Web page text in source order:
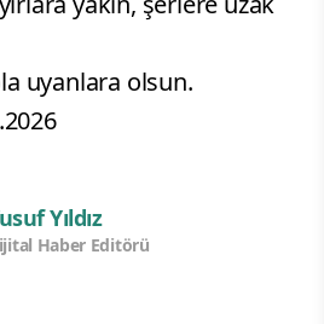
uyanlara olsun.
Yıldız
Haber Editörü